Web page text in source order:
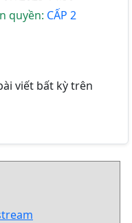
quyền: CẤP 2
viết bất kỳ trên